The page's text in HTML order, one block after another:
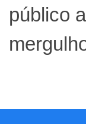
público